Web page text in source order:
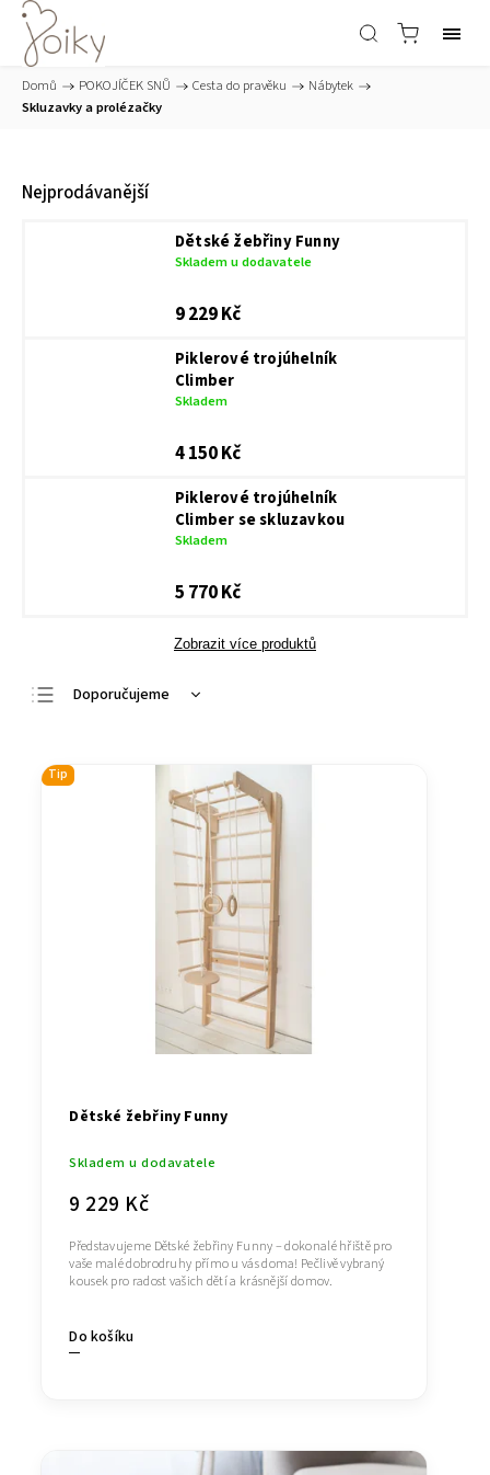
Domů / POKOJÍČEK SNŮ / Cesta do pravěku / Nábytek /
Skluzavky a prolézačky
Nejprodávanější
Dětské žebřiny Funny
Skladem u dodavatele
9 229 Kč
Piklerové trojúhelník
Climber
Skladem
4 150 Kč
Piklerové trojúhelník
Climber se skluzavkou
Skladem
5 770 Kč
Zobrazit více produktů
Doporučujeme
Nejdražší
Nejprodávanější
Tip
Dětské žebřiny Funny
Skladem u dodavatele
9 229 Kč
Do košíku
Představujeme Dětské žebřiny Funny – dokonalé hřiště pro
vaše malé dobrodruhy přímo u vás doma! Pečlivě vybraný
kousek pro radost vašich dětí a krásnější domov.